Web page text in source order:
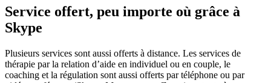
Service offert, peu importe où grâce à
Skype
Plusieurs services sont aussi offerts à distance. Les services de
thérapie par la relation d’aide en individuel ou en couple, le
coaching et la régulation sont aussi offerts par téléphone ou par